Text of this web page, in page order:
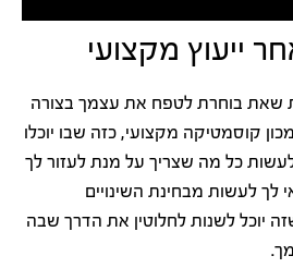
ייעוץ מקצועי
שאת בוחרת לטפח את עצמך בצורה
קוסמטיקה מקצועי, כזה שבו יוכלו
כל מה שצריך על מנת לעזור לך
לך לעשות מבחינת השינויים
יוכל לשנות לחלוטין את הדרך שבה